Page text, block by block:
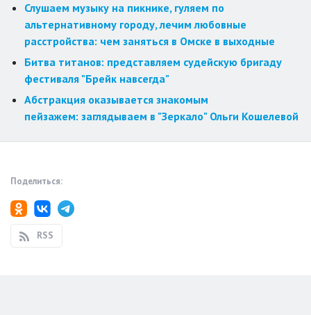
Слушаем музыку на пикнике, гуляем по
альтернативному городу, лечим любовные
расстройства: чем заняться в Омске в выходные
Битва титанов: представляем судейскую бригаду
фестиваля "Брейк навсегда"
Абстракция оказывается знакомым
пейзажем: заглядываем в "Зеркало" Ольги Кошелевой
Поделиться:
RSS